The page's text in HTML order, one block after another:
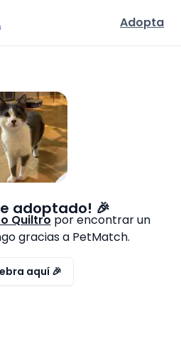
Adopta
adoptado! 🎉
Quiltro por encontrar un
gracias a PetMatch.
aquí 🎉